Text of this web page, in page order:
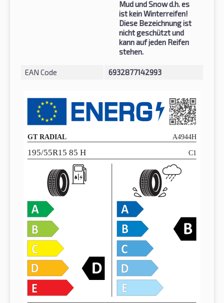
Mud und Snow d.h. es
ist kein Winterreifen!
Diese Bezeichnung ist
nicht geschützt und
kann auf jeden Reifen
stehen.
EAN Code 6932877142993